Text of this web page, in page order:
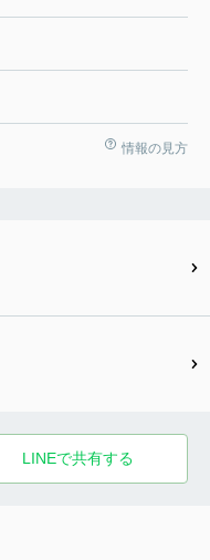
情報の見方
LINEで共有する